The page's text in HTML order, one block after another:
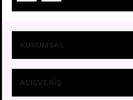
KURUMSAL
ALIŞVERİŞ